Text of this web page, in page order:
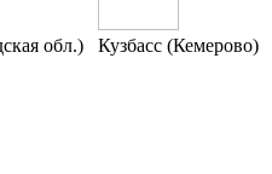
обл.) Кузбасс (Кемерово)